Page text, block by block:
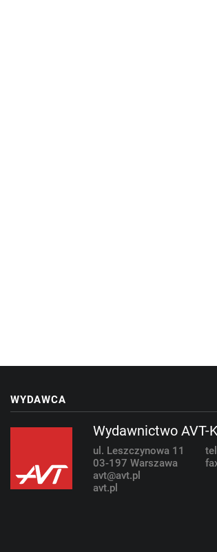
WYDAWCA
Wydawnictwo AVT-
ul. Leszczynowa 11
03-197 Warszawa
avt@avt.pl
avt.pl